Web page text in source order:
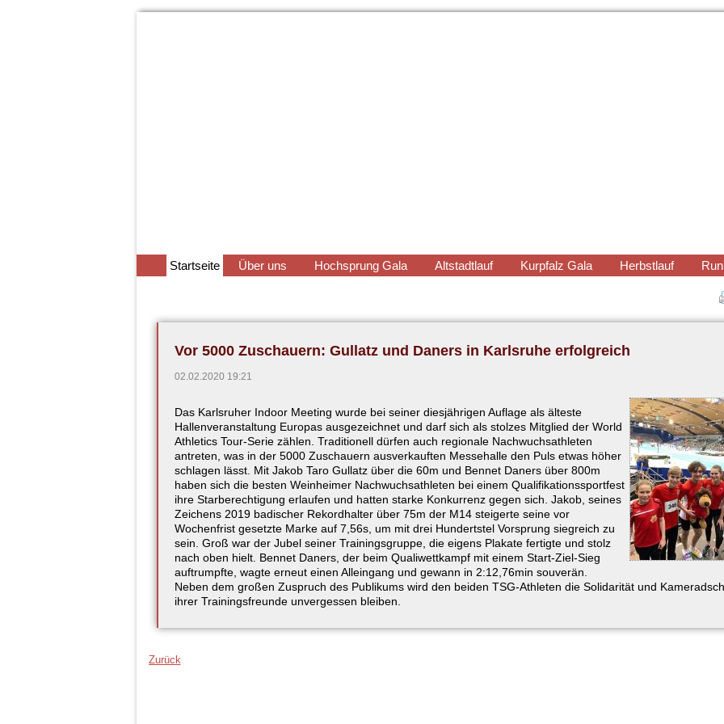
Navigation
überspringen
Startseite Über uns Hochsprung Gala Altstadtlauf Kurpfalz Gala Herbstlauf
Vor 5000 Zuschauern: Gullatz und Daners in Karlsruhe erfolgreich
02.02.2020 19:21
Das Karlsruher Indoor Meeting wurde bei seiner diesjährigen Auflage als älteste
Hallenveranstaltung Europas ausgezeichnet und darf sich als stolzes Mitglied der World
Athletics Tour-Serie zählen. Traditionell dürfen auch regionale Nachwuchsathleten
antreten, was in der 5000 Zuschauern ausverkauften Messehalle den Puls etwas höher
schlagen lässt. Mit Jakob Taro Gullatz über die 60m und Bennet Daners über 800m
haben sich die besten Weinheimer Nachwuchsathleten bei einem Qualifikationssportfest
ihre Starberechtigung erlaufen und hatten starke Konkurrenz gegen sich. Jakob, seines
Zeichens 2019 badischer Rekordhalter über 75m der M14 steigerte seine vor
Wochenfrist gesetzte Marke auf 7,56s, um mit drei Hundertstel Vorsprung siegreich zu
sein. Groß war der Jubel seiner Trainingsgruppe, die eigens Plakate fertigte und stolz
nach oben hielt. Bennet Daners, der beim Qualiwettkampf mit einem Start-Ziel-Sieg
auftrumpfte, wagte erneut einen Alleingang und gewann in 2:12,76min souverän.
Neben dem großen Zuspruch des Publikums wird den beiden TSG-Athleten die Solidarität und
ihrer Trainingsfreunde unvergessen bleiben.
Zurück